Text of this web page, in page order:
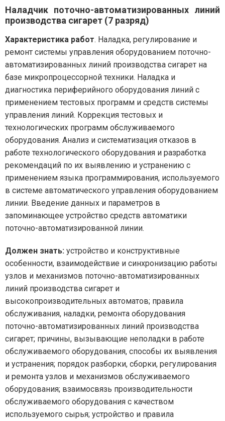
Наладчик поточно-автоматизированных линий
производства сигарет (7 разряд)
Характеристика работ. Наладка, регулирование и
ремонт системы управления оборудованием поточно-
автоматизированных линий производства сигарет на
базе микропроцессорной техники. Наладка и
диагностика периферийного оборудования линий с
применением тестовых программ и средств системы
управления линий. Коррекция тестовых и
технологических программ обслуживаемого
оборудования. Анализ и систематизация отказов в
работе технологического оборудования и разработка
рекомендаций по их выявлению и устранению с
применением языка программирования, используемого
в системе автоматического управления оборудованием
линии. Введение данных и параметров в
запоминающее устройство средств автоматики
поточно-автоматизированной линии.
Должен знать: устройство и конструктивные
особенности, взаимодействие и синхронизацию работы
узлов и механизмов поточно-автоматизированных
линий производства сигарет и
высокопроизводительных автоматов; правила
обслуживания, наладки, ремонта оборудования
поточно-автоматизированных линий производства
сигарет; причины, вызывающие неполадки в работе
обслуживаемого оборудования, способы их выявления
и устранения; порядок разборки, сборки, регулирования
и ремонта узлов и механизмов обслуживаемого
оборудования; взаимосвязь производительности
обслуживаемого оборудования с качеством
используемого сырья; устройство и правила